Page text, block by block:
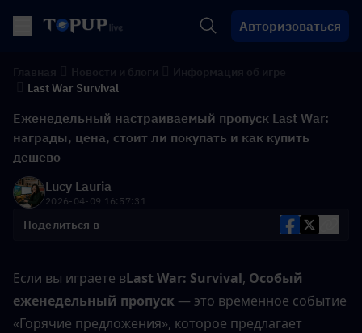
Авторизоваться
Last War Survival
Еженедельный настраиваемый пропуск Last War:
награды, цена, стоит ли покупать и как купить
дешево
Lucy Lauria
2026-04-09 16:57:31
Поделиться в
Если вы играете вLast War: Survival, Особый
еженедельный пропуск — это временное событие
«Горячие предложения», которое предлагает